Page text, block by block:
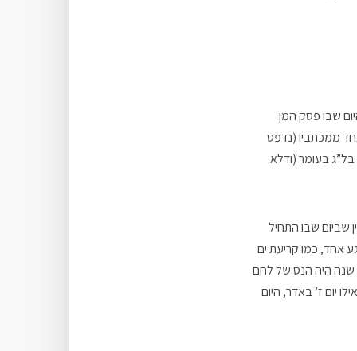
שבו פסק המן
ממכתביו (נדפס
בעומר (ודלא
שביום שבו התחיל
אחד, כמו קריעת ים
שנה היה הנס של לחם
יום ז’ באדר, היום